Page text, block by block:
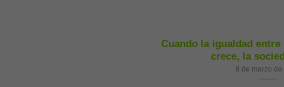
Cuando la igualdad
crece, la
9 de marzo de